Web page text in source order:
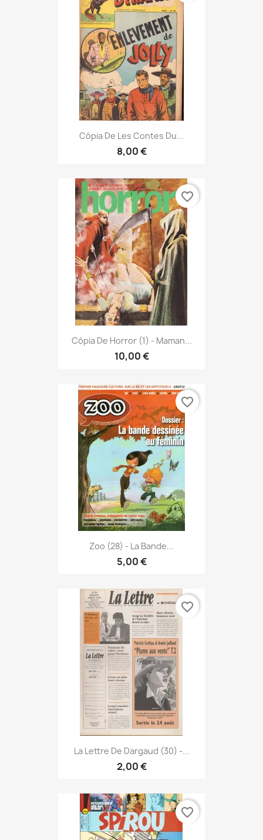
Cópia De Les Contes Du...
8,00 €
Cópia De Horror (1) - Maman...
10,00 €
favorite_border
Zoo (28) - La Bande...
5,00 €
favorite_border
La Lettre De Dargaud (30) -...
2,00 €
favorite_border
favorite_border